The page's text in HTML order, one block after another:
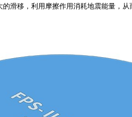
滑移，利用摩擦作用消耗地震能量，